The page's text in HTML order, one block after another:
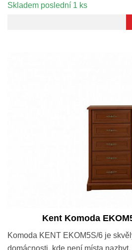
Skladem poslední 1 ks
Kent Komoda
Komoda KENT EKOM5S/6 je
domácnosti, kde není místa